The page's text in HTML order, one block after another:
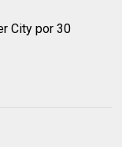
City por 30